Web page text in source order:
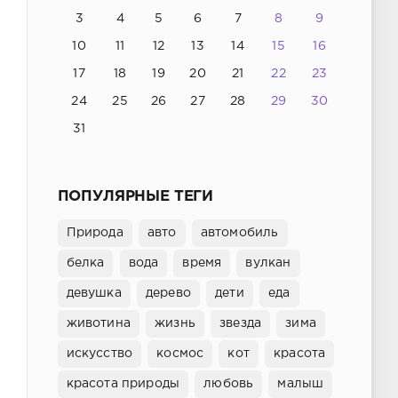
3 4 5 6 7 8 9
10 11 12 13 14 15 16
17 18 19 20 21 22 23
24 25 26 27 28 29 30
31
ПОПУЛЯРНЫЕ ТЕГИ
Природа авто автомобиль
белка вода время вулкан
девушка дерево дети еда
животина жизнь звезда зима
искусство космос кот красота
красота природы любовь малыш